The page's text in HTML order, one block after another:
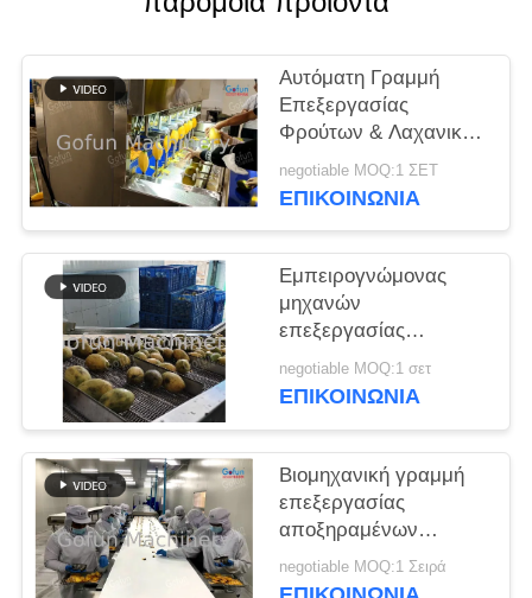
ΠΕΡΙΠΤΏΣΕΙΣ
ΖΗΤΉΣΤΕ
ΈΝΑ
ΑΠΌΣΠΑΣΜΑ
SITEMAP
ΠΟΛΙΤΙΚΉ
ΑΠΟΡΡΉΤΟΥ
Αυτόματη Γραμμή
Επεξεργασίας
Φρούτων & Λαχανικών
| Για μάνγκο/μήλο/
ανανά/ντομάτα
negotiable MOQ:1 ΣΕΤ
ΕΠΙΚΟΙΝΩΝΙΑ
Εμπειρογνώμονας
μηχανών
επεξεργασίας
τροπικών φρούτων
negotiable MOQ:1 σετ
ΕΠΙΚΟΙΝΩΝΙΑ
Βιομηχανική γραμμή
επεξεργασίας
αποξηραμένων
φρούτων για φέτες
μήλου μάνγκο
negotiable MOQ:1 Σειρά